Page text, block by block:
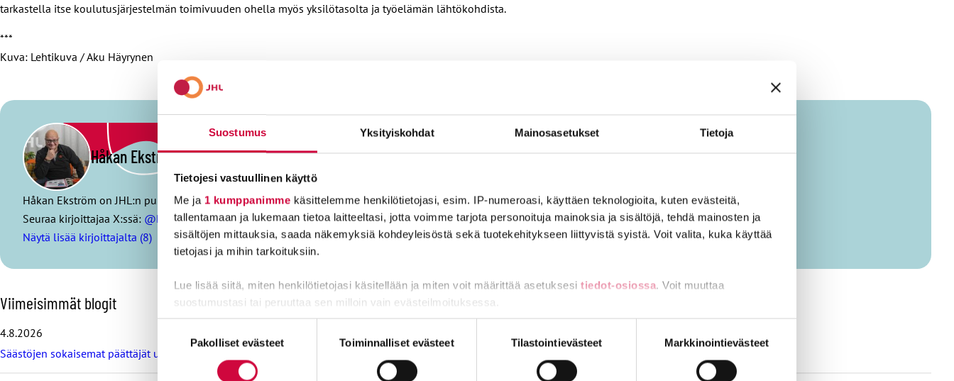
Suostumus Yksityiskohdat Mainosasetukset Tietoja
Tietojesi vastuullinen käyttö
Me ja 1 kumppanimme käsittelemme henkilötietojasi, esim. IP-numeroasi, käyttäen teknologioita, kuten evästeitä,
tallentamaan ja lukemaan tietoa laitteeltasi, jotta voimme tarjota personoituja mainoksia ja sisältöjä, tehdä mainosten ja
sisältöjen mittauksia, saada näkemyksiä kohdeyleisöstä sekä tuotekehitykseen liittyvistä syistä. Voit valita, kuka käyttää
tietojasi ja mihin tarkoituksiin.
Lue lisää siitä, miten henkilötietojasi käsitellään ja miten voit määrittää asetuksesi tiedot-osiossa. Voit muuttaa
suostumustasi tai peruuttaa sen milloin vain evästeilmoituksessa.
Evästeistä osa on välttämättömiä, osa sivuston toimintaa parantavia, ja osaa käytetään tilastointi- tai
Pakolliset evästeet Toiminnalliset evästeet Tilastointievästeet Markkinointievästeet
tarkastella itse koulutusjärjestelmän toimivuuden ohella myös yksilötasolta ja työelämän lähtökohdista.
***
Kuva: Lehtikuva / Aku Häyrynen
Håkan Ekström
Håkan Ekström on JHL:n puheenjohtaja. Vapaa-aikaa hän viettää mahdollisuuksien mukaan mökillä kalastellen, aika-ajoin kirjoja lukien ja shakkia pelaten.
Seuraa kirjoittajaa X:ssä: @EkstromJHL
Näytä lisää kirjoittajalta (8)
O
h
a
Viimeisimmät blogit
4.8.2026
Säästöjen sokaisemat päättäjät unohtavat ihmisen